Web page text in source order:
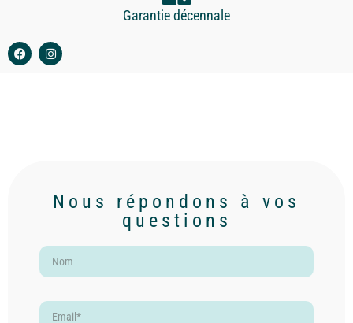
Garantie décennale
Nous répondons à vos
questions